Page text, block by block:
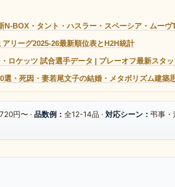
N-BOX・タント・ハスラー・スペーシア・ムーヴ
リーグ2025-26最新順位表とH2H統計
ロケッツ 試合選手データ | プレーオフ最新スタ
・死因・妻若尾文子の結婚・メタボリズム建築
円〜 · 品数例： 全12-14品 · 対応シーン： 弔事・